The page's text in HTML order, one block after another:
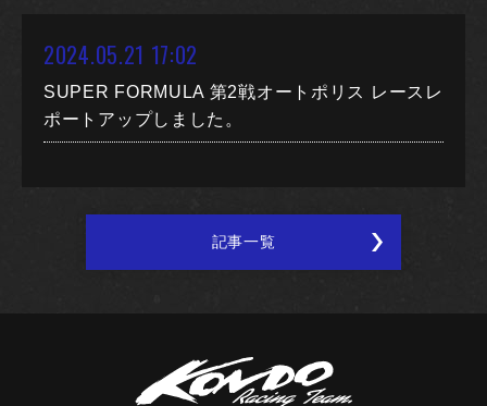
2024.05.21 17:02
SUPER FORMULA 第2戦オートポリス レースレ
ポートアップしました。
記事一覧